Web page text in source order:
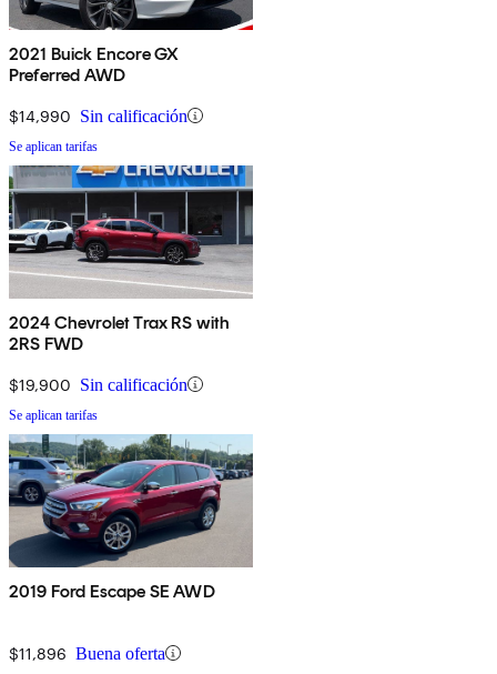
2021 Buick Encore GX
Preferred AWD
$14,990 Sin calificación
Se aplican tarifas
2024 Chevrolet Trax RS with
2RS FWD
$19,900 Sin calificación
Se aplican tarifas
2019 Ford Escape SE AWD
$11,896 Buena oferta